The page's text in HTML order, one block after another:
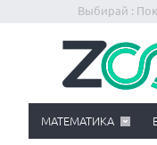
Выбирай :
МАТЕМАТИКА